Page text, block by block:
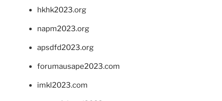
hkhk2023.org
napm2023.org
apsdfd2023.org
forumausape2023.com
imkl2023.com